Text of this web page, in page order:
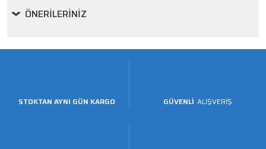
ÖNERILERINIZ
STOKTAN AYNI GÜN KARGO GÜVENLİ ALIŞVERİŞ